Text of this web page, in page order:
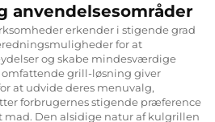
anvendelsesområder
erkender i stigende grad
for at
og skabe mindesværdige
grill-løsning giver
at udvide deres menuvalg,
forbrugernes stigende præference
Den alsidige natur af kulgrillen